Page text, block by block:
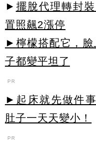
► 擺脫代理轉封
置照飆2漲停
►檸檬搭配它，臉
子都變平坦了
PR
►起床就先做件
肚子一天天變小！
PR